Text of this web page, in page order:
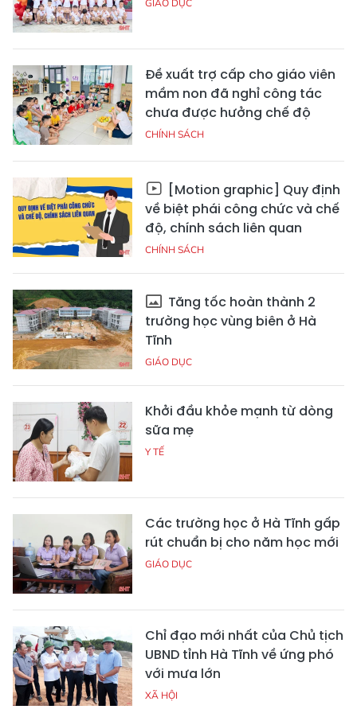
GIÁO DỤC
Đề xuất trợ cấp cho giáo viên
mầm non đã nghỉ công tác
chưa được hưởng chế độ
CHÍNH SÁCH
[Motion graphic] Quy định
về biệt phái công chức và chế
độ, chính sách liên quan
CHÍNH SÁCH
Tăng tốc hoàn thành 2
trường học vùng biên ở Hà
Tĩnh
GIÁO DỤC
Khởi đầu khỏe mạnh từ dòng
sữa mẹ
Y TẾ
Các trường học ở Hà Tĩnh gấp
rút chuẩn bị cho năm học mới
GIÁO DỤC
Chỉ đạo mới nhất của Chủ tịch
UBND tỉnh Hà Tĩnh về ứng phó
với mưa lớn
XÃ HỘI